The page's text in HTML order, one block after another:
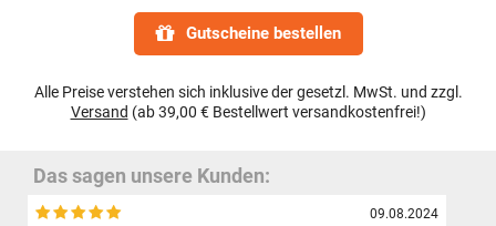
Gutscheine bestellen
Alle Preise verstehen sich inklusive der gesetzl. MwSt. und zzgl.
Versand (ab 39,00 € Bestellwert versandkostenfrei!)
Das sagen unsere Kunden:
09.08.2024